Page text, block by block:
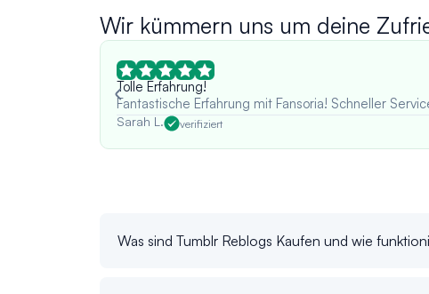
Wir kümmern uns um deine
Tolle Erfahrung!
Fantastische Erfahrung mit Fansoria! Schneller
Sarah L. verifiziert
Was sind Tumblr Reblogs Kaufen und wie